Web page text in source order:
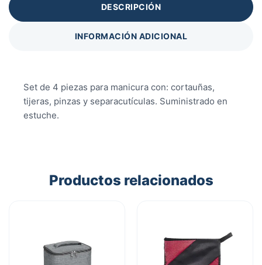
DESCRIPCIÓN
INFORMACIÓN ADICIONAL
Set de 4 piezas para manicura con: cortauñas,
tijeras, pinzas y separacutículas. Suministrado en
estuche.
Productos relacionados